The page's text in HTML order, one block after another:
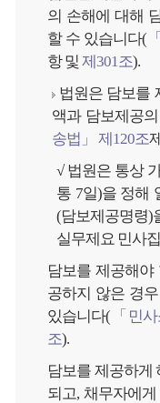
의 손해에 대해
할 수 있습니다(
항 및 제301조).
법원은 담보를
액과 담보제공
송법」 제120조
√ 법원은 통상
통 7일)을 정해
(담보제공명령)
실무제요 민사
담보를 제공해야
공하지 않은 경
있습니다( 「민
조).
담보를 제공하게
되고, 채무자에